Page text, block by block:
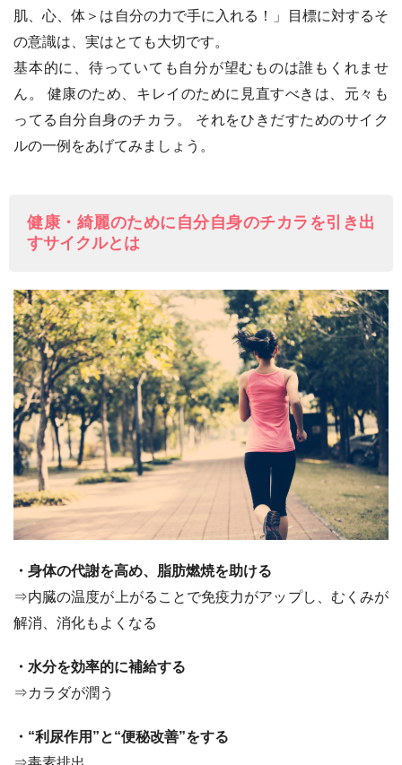
肌、心、体＞は自分の力で手に入れる！」目標に対するそ
の意識は、実はとても大切です。
基本的に、待っていても自分が望むものは誰もくれませ
ん。 健康のため、キレイのために見直すべきは、元々も
ってる自分自身のチカラ。 それをひきだすためのサイク
ルの一例をあげてみましょう。
健康・綺麗のために自分自身のチカラを引き出
すサイクルとは
・身体の代謝を高め、脂肪燃焼を助ける
⇒内臓の温度が上がることで免疫力がアップし、むくみが
解消、消化もよくなる
・水分を効率的に補給する
⇒カラダが潤う
・“利尿作用”と“便秘改善”をする